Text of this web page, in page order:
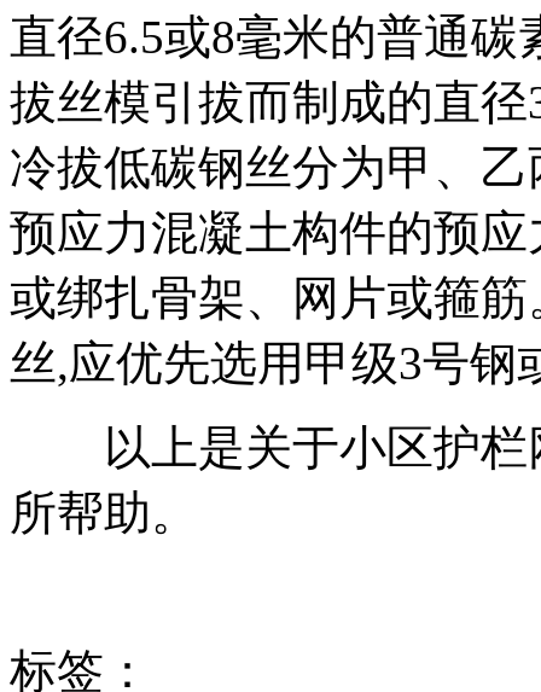
直径6.5或8毫米的普通
拔丝模引拔而制成的直
冷拔低碳钢丝分为甲、
预应力混凝土构件的预
或绑扎骨架、网片或箍
丝,应优先选用甲级3号钢
以上是关于小区护栏
所帮助。
标签：